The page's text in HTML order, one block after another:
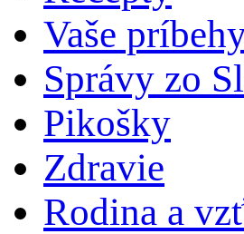
Vaše
Správy zo
Pikošky
Zdravie
Rodina a